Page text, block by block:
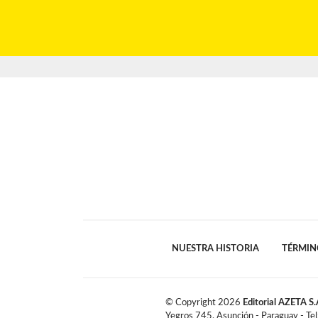
NUESTRA HISTORIA
© Copyright 2026 Editorial AZETA
Yegros 745, Asunción - Paraguay -